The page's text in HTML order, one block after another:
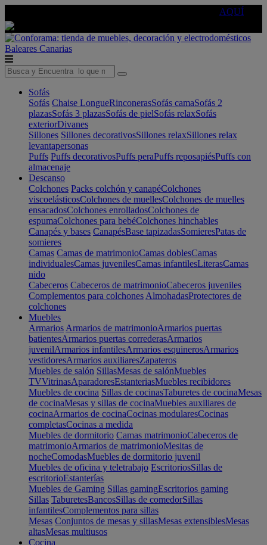
AQUÍ
Baleares Canarias
Sofás
Sofás Chaise LongueRinconerasSofás camaSofás 2
plazasSofás 3 plazasSofás de pielSofás relaxSofás
exteriorDivanes
Sillones Sillones decorativosSillones relaxSillones relax
levantapersonas
Puffs Puffs decorativosPuffs peraPuffs reposapiésPuffs con
almacenaje
Descanso
Colchones Packs colchón y canapéColchones
viscoelásticosColchones de muellesColchones de muelles
ensacadosColchones enrolladosColchones de
espumaColchones para bebéColchones hinchables
Canapés y bases CanapésBase tapizadasSomieresPatas de
somieres
Camas Camas de matrimonioCamas doblesCamas
individualesCamas juvenilesCamas infantilesLiterasCamas
nido
Cabeceros Cabeceros de matrimonioCabeceros juveniles
Complementos para colchones AlmohadasProtectores de
colchones
Muebles
Armarios Armarios de matrimonioArmarios puertas
batientesArmarios puertas correderasArmarios
juvenilArmarios infantilesArmarios esquinerosArmarios
vestidoresArmarios auxiliaresZapateros
Muebles de salón SillasMesas de salónMuebles
TVVitrinasAparadoresEstanteriasMuebles recibidores
Muebles de cocina Sillas de cocinasTaburetes de cocinaMesas
de cocinaMesas y sillas de cocinaMuebles auxiliares de
cocinaArmarios de cocinaCocinas modularesCocinas
completasCocinas a medida
Muebles de dormitorio Camas matrimonioCabeceros de
matrimonioArmarios de matrimonioMesitas de
nocheComodasMuebles de dormitorio juvenil
Muebles de oficina y teletrabajo EscritoriosSillas de
escritorioEstanterías
Muebles de Gaming Sillas gamingEscritorios gaming
Sillas TaburetesBancosSillas de comedorSillas
infantilesComplementos para sillas
Mesas Conjuntos de mesas y sillasMesas extensiblesMesas
altasMesas multiusos
Cocina